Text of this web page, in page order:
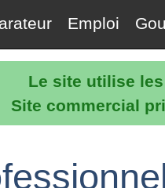
Le site utilise
Site commercial
Emploi